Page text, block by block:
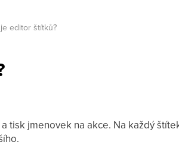
editor štítků?
tisk jmenovek na akce. Na každý